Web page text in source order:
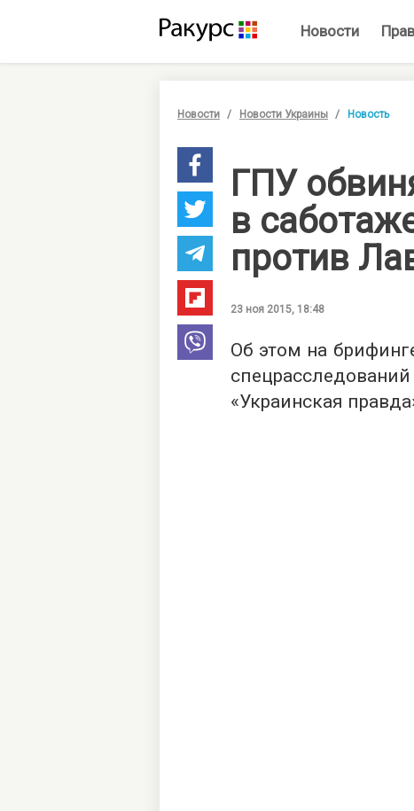
Новости
Новости Новости Украины Новость
ГПУ
в
против
23 ноя 2015, 18:48
Об этом на
«Украинская правда